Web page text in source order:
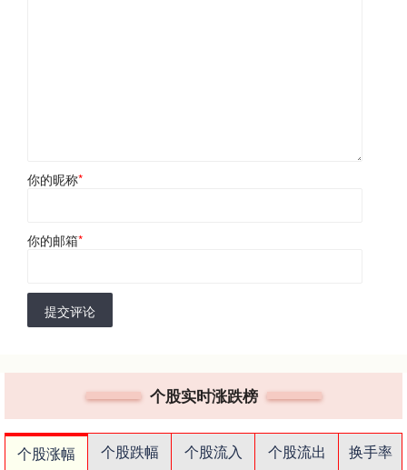
你的昵称*
你的邮箱*
提交评论
个股实时涨跌榜
个股涨幅 个股跌幅 个股流入 个股流出
换手率